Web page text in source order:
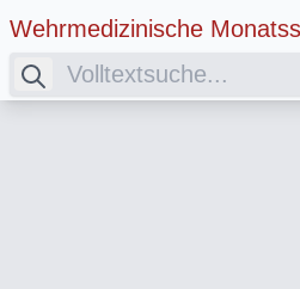
Wehrmedizinische